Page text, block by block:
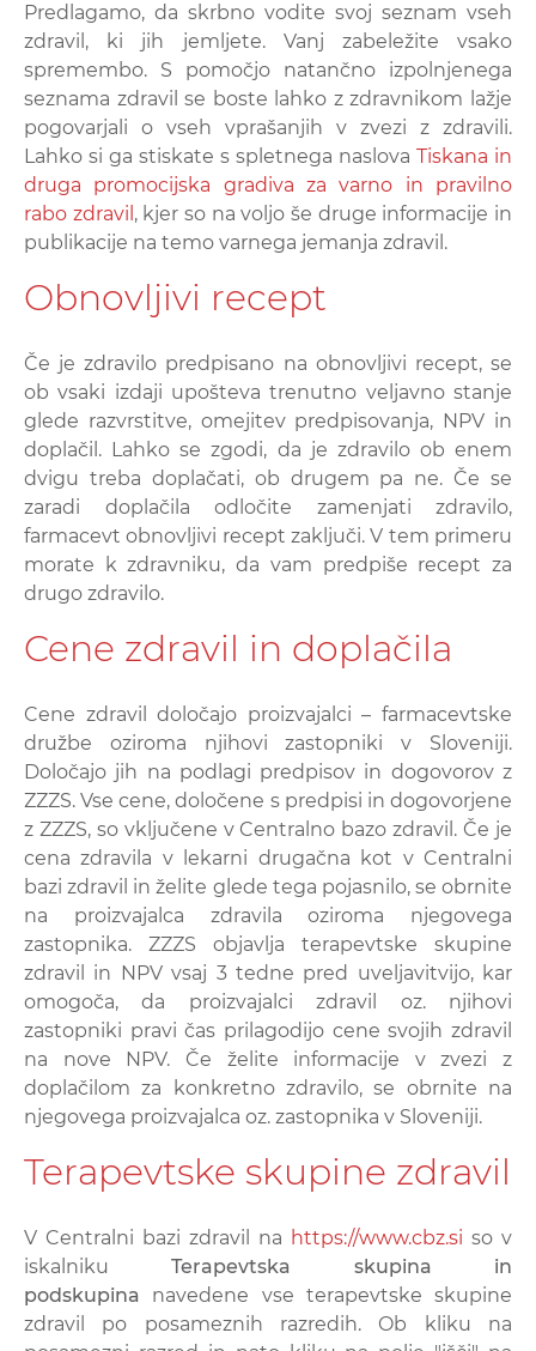
Predlagamo, da skrbno vodite svoj seznam vseh
zdravil, ki jih jemljete. Vanj zabeležite vsako
spremembo. S pomočjo natančno izpolnjenega
seznama zdravil se boste lahko z zdravnikom lažje
pogovarjali o vseh vprašanjih v zvezi z zdravili.
Lahko si ga stiskate s spletnega naslova Tiskana in
druga promocijska gradiva za varno in pravilno
rabo zdravil , kjer so na voljo še druge informacije in
publikacije na temo varnega jemanja zdravil.
Obnovljivi recept
Če je zdravilo predpisano na obnovljivi recept, se
ob vsaki izdaji upošteva trenutno veljavno stanje
glede razvrstitve, omejitev predpisovanja, NPV in
doplačil. Lahko se zgodi, da je zdravilo ob enem
dvigu treba doplačati, ob drugem pa ne. Če se
zaradi doplačila odločite zamenjati zdravilo,
farmacevt obnovljivi recept zaključi. V tem primeru
morate k zdravniku, da vam predpiše recept za
drugo zdravilo.
Cene zdravil in doplačila
Cene zdravil določajo proizvajalci – farmacevtske
družbe oziroma njihovi zastopniki v Sloveniji.
Določajo jih na podlagi predpisov in dogovorov z
ZZZS. Vse cene, določene s predpisi in dogovorjene
z ZZZS, so vključene v Centralno bazo zdravil. Če je
cena zdravila v lekarni drugačna kot v Centralni
bazi zdravil in želite glede tega pojasnilo, se obrnite
na proizvajalca zdravila oziroma njegovega
zastopnika. ZZZS objavlja terapevtske skupine
zdravil in NPV vsaj 3 tedne pred uveljavitvijo, kar
omogoča, da proizvajalci zdravil oz. njihovi
zastopniki pravi čas prilagodijo cene svojih zdravil
na nove NPV. Če želite informacije v zvezi z
doplačilom za konkretno zdravilo, se obrnite na
njegovega proizvajalca oz. zastopnika v Sloveniji.
Terapevtske skupine zdravil
V Centralni bazi zdravil na https://www.cbz.si so v
iskalnikuTerapevtska skupina in
podskupina navedene vse terapevtske skupine
zdravil po posameznih razredih. Ob kliku na